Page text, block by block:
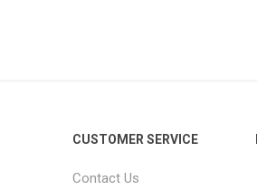
CUSTOMER SERVICE
Contact Us